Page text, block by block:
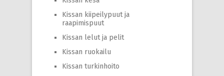
Kissan kiipeilypuut ja
raapimispuut
Kissan lelut ja pelit
Kissan ruokailu
Kissan turkinhoito